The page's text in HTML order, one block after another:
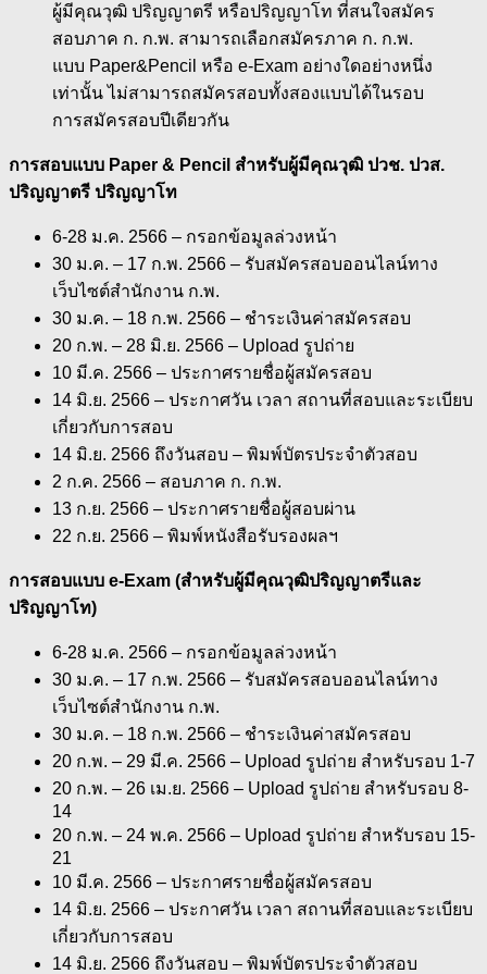
ผู้มีคุณวุฒิ ปริญญาตรี หรือปริญญาโท ที่สนใจสมัคร
สอบภาค ก. ก.พ. สามารถเลือกสมัครภาค ก. ก.พ.
แบบ Paper&Pencil หรือ e-Exam อย่างใดอย่างหนึ่ง
เท่านั้น ไม่สามารถสมัครสอบทั้งสองแบบได้ในรอบ
การสมัครสอบปีเดียวกัน
การสอบแบบ Paper & Pencil สำหรับผู้มีคุณวุฒิ ปวช. ปวส.
ปริญญาตรี ปริญญาโท
6-28 ม.ค. 2566 – กรอกข้อมูลล่วงหน้า
30 ม.ค. – 17 ก.พ. 2566 – รับสมัครสอบออนไลน์ทาง
เว็บไซต์สำนักงาน ก.พ.
30 ม.ค. – 18 ก.พ. 2566 – ชำระเงินค่าสมัครสอบ
20 ก.พ. – 28 มิ.ย. 2566 – Upload รูปถ่าย
10 มี.ค. 2566 – ประกาศรายชื่อผู้สมัครสอบ
14 มิ.ย. 2566 – ประกาศวัน เวลา สถานที่สอบและระเบียบ
เกี่ยวกับการสอบ
14 มิ.ย. 2566 ถึงวันสอบ – พิมพ์บัตรประจำตัวสอบ
2 ก.ค. 2566 – สอบภาค ก. ก.พ.
13 ก.ย. 2566 – ประกาศรายชื่อผู้สอบผ่าน
22 ก.ย. 2566 – พิมพ์หนังสือรับรองผลฯ
การสอบแบบ e-Exam (สำหรับผู้มีคุณวุฒิปริญญาตรีและ
ปริญญาโท)
6-28 ม.ค. 2566 – กรอกข้อมูลล่วงหน้า
30 ม.ค. – 17 ก.พ. 2566 – รับสมัครสอบออนไลน์ทาง
เว็บไซต์สำนักงาน ก.พ.
30 ม.ค. – 18 ก.พ. 2566 – ชำระเงินค่าสมัครสอบ
20 ก.พ. – 29 มี.ค. 2566 – Upload รูปถ่าย สำหรับรอบ 1-7
20 ก.พ. – 26 เม.ย. 2566 – Upload รูปถ่าย สำหรับรอบ 8-
14
20 ก.พ. – 24 พ.ค. 2566 – Upload รูปถ่าย สำหรับรอบ 15-
21
10 มี.ค. 2566 – ประกาศรายชื่อผู้สมัครสอบ
14 มิ.ย. 2566 – ประกาศวัน เวลา สถานที่สอบและระเบียบ
เกี่ยวกับการสอบ
14 มิ.ย. 2566 ถึงวันสอบ – พิมพ์บัตรประจำตัวสอบ